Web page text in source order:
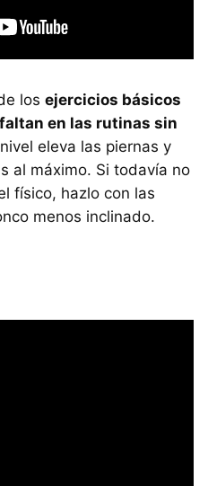
los ejercicios básicos
en las rutinas sin
eleva las piernas y
al máximo. Si todavía no
físico, hazlo con las
menos inclinado.